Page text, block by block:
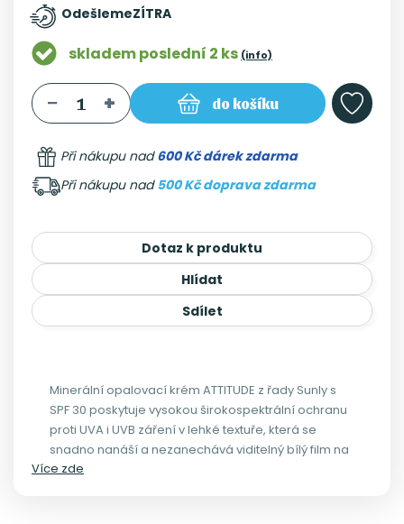
OdešlemeZÍTRA
skladem poslední 2 ks (info)
do košíku
Při nákupu nad600 Kč dárek zdarma
Při nákupu nad 500 Kč doprava zdarma
Dotaz k produktu
Hlídat
Sdílet
Minerální opalovací krém ATTITUDE z řady Sunly s
SPF 30 poskytuje vysokou širokospektrální ochranu
proti UVA i UVB záření v lehké textuře, která se
snadno nanáší a nezanechává viditelný bílý film na
pokožce.
Více zde